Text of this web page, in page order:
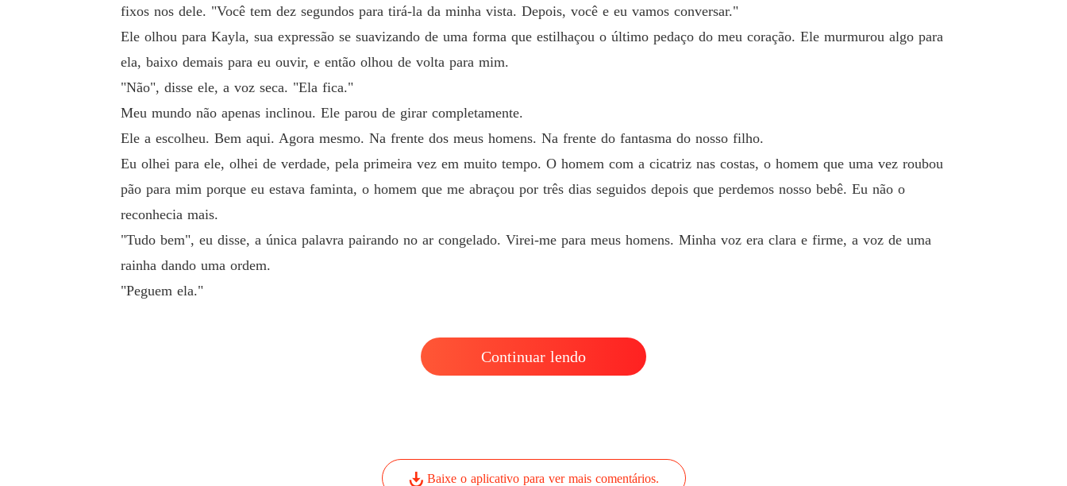
fixos nos dele. "Você tem dez segundos para tirá-la da minha vista. Depois, você e eu vamos conversar."
Ele olhou para Kayla, sua expressão se suavizando de uma forma que estilhaçou o último pedaço do meu coração. Ele murmurou algo para
ela, baixo demais para eu ouvir, e então olhou de volta para mim.
"Não", disse ele, a voz seca. "Ela fica."
Meu mundo não apenas inclinou. Ele parou de girar completamente.
Ele a escolheu. Bem aqui. Agora mesmo. Na frente dos meus homens. Na frente do fantasma do nosso filho.
Eu olhei para ele, olhei de verdade, pela primeira vez em muito tempo. O homem com a cicatriz nas costas, o homem que uma vez roubou
pão para mim porque eu estava faminta, o homem que me abraçou por três dias seguidos depois que perdemos nosso bebê. Eu não o
reconhecia mais.
"Tudo bem", eu disse, a única palavra pairando no ar congelado. Virei-me para meus homens. Minha voz era clara e firme, a voz de uma
rainha dando uma ordem.
"Peguem ela."
Continuar lendo
Baixe o aplicativo para ver mais comentários.